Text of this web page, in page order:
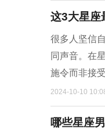
这3大星座
很多人坚信
同声音。在
施令而非接
2024-10-10
哪些星座